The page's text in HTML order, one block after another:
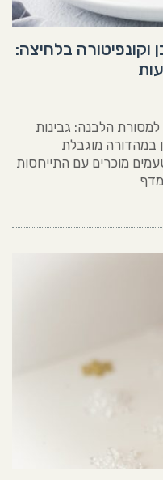
וקונפיטורה בלחיצה:
למסורת הלבנה: גבינות
במהדורה מוגבלת
מוכרים עם התייחסות